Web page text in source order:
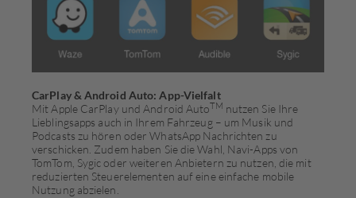
CarPlay & Android Auto: App-Vielfalt
Mit Apple CarPlay und Android AutoTM nutzen Sie Ihre
Lieblingsapps auch in Ihrem Fahrzeug – um Musik und
Podcasts zu hören oder WhatsApp Nachrichten zu
verschicken. Zudem haben Sie die Wahl, Navi-Apps von
TomTom, Sygic oder weiteren Anbietern zu nutzen, die mit
reduzierten Steuerelementen auf eine einfache mobile
Nutzung abzielen.